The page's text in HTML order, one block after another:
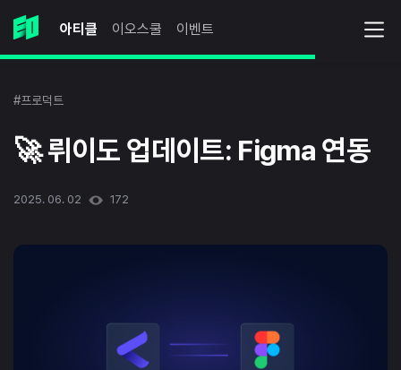
아티클 이오스쿨 이벤트
#프로덕트
🚀 뤼이도 업데이트: Figma 연동
2025. 06. 02 172